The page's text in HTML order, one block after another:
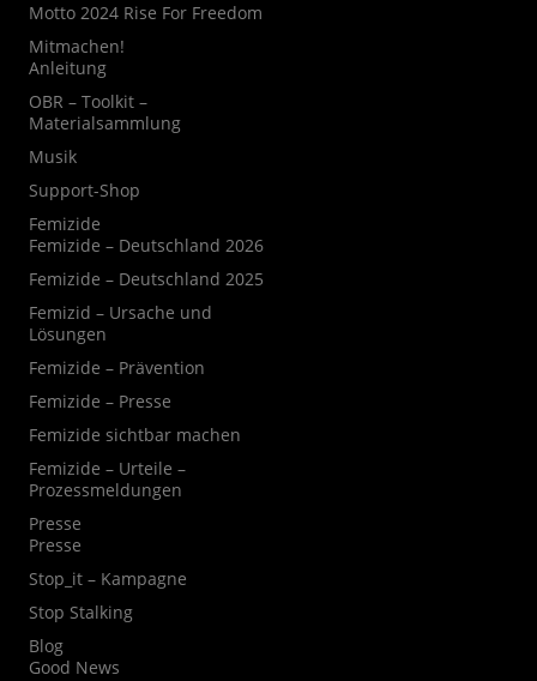
Motto 2024 Rise For Freedom
Mitmachen!
Anleitung
OBR – Toolkit –
Materialsammlung
Musik
Support-Shop
Femizide
Femizide – Deutschland 2026
Femizide – Deutschland 2025
Femizid – Ursache und
Lösungen
Femizide – Prävention
Femizide – Presse
Femizide sichtbar machen
Femizide – Urteile –
Prozessmeldungen
Presse
Presse
Stop_it – Kampagne
Stop Stalking
Blog
Good News